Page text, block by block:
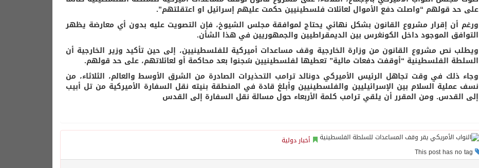
على حد قولهم “واصلت دفع الأموال لعائلات فلسطينيين حكمت عليهم إسرائيل او اعتقلتهم”.
ورغم أن إقرار مشروع القانون بشكل نهائي يحتاج لموافقة مجلس الشيوخ، فإن التصويت عليه بدون أي معارضة يظهر
التوافق الموجود داخل الكونغرس بين الديمقراطيين والجمهوريين في هذا الشأن.
ويطلب نص مشروع القانون من وزارة الخارجية وقف مساعدات أميركية للفلسطينيين، إلى حين تأكيد وزير الخارجية أن
السلطة الفلسطينية “أوقفت دفعات مالية” تعطيها لفلسطينيين سُجنوا بعد محاكمة أو لعائلاتهم، على حد قولهم.
وجاء ذلك في وقت تجاهل الرئيس الأميركي دونالد ترامب التحذيرات الصادرة من الشرق الأوسط والعالم، الثلاثاء، من
نسف عملية السلام بين الإسرائيليين والفلسطينيين وأبلغ قادة في المنطقة بنيته نقل السفارة الأميركية من تل أبيب
إلى القدس. ومن المقرر أن يلقي ترامب كلمة الأربعاء حول مسالة نقل السفارة إلى القدس
أخبار دولية